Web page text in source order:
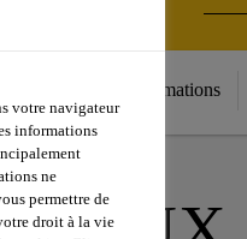
Formations
votre navigateur
informations
ne
permettre de
droit à la vie